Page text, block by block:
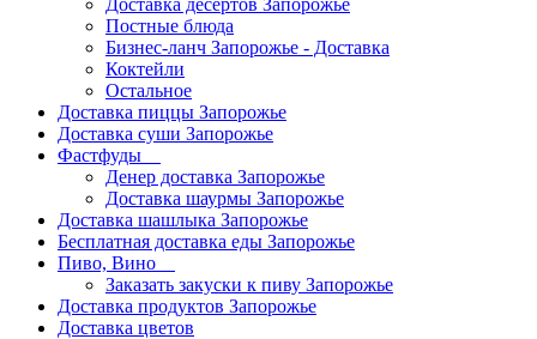
Постные блюда
Бизнес-ланч Запорожье - Доставка
Коктейли
Остальное
Доставка пиццы Запорожье
Доставка суши Запорожье
Фастфуды
Денер доставка Запорожье
Доставка шаурмы Запорожье
Доставка шашлыка Запорожье
Бесплатная доставка еды Запорожье
Пиво, Вино
Заказать закуски к пиву Запорожье
Доставка продуктов Запорожье
Доставка цветов